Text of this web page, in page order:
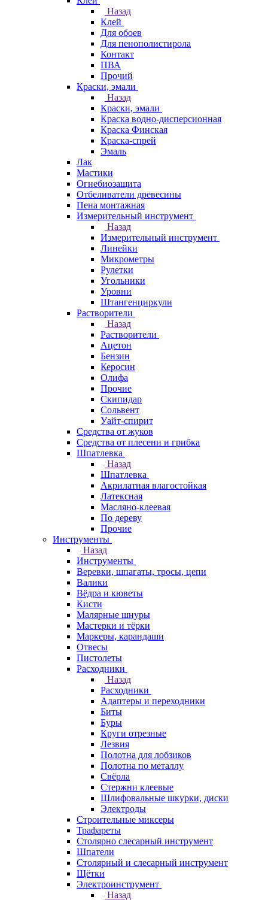
Назад
Клей
Для обоев
Для пенополистирола
Контакт
ПВА
Прочий
Краски, эмали
Назад
Краски, эмали
Краска водно-дисперсионная
Краска Финская
Краска-спрей
Эмаль
Лак
Мастики
Огнебиозащита
Отбеливатели древесины
Пена монтажная
Измерительный инструмент
Назад
Измерительный инструмент
Линейки
Микрометры
Рулетки
Угольники
Уровни
Штангенциркули
Растворители
Назад
Растворители
Ацетон
Бензин
Керосин
Олифа
Прочие
Скипидар
Сольвент
Уайт-спирит
Средства от жуков
Средства от плесени и грибка
Шпатлевка
Назад
Шпатлевка
Акрилатная влагостойкая
Латексная
Масляно-клеевая
По дереву
Прочие
Инструменты
Назад
Инструменты
Веревки, шпагаты, тросы, цепи
Валики
Вёдра и кюветы
Кисти
Малярные шнуры
Мастерки и тёрки
Маркеры, карандаши
Отвесы
Пистолеты
Расходники
Назад
Расходники
Адаптеры и переходники
Биты
Буры
Круги отрезные
Лезвия
Полотна для лобзиков
Полотна по металлу
Свёрла
Стержни клеевые
Шлифовальные шкурки, диски
Электроды
Строительные миксеры
Трафареты
Столярно слесарный инструмент
Шпатели
Столярный и слесарный инструмент
Щётки
Электроинструмент
Назад